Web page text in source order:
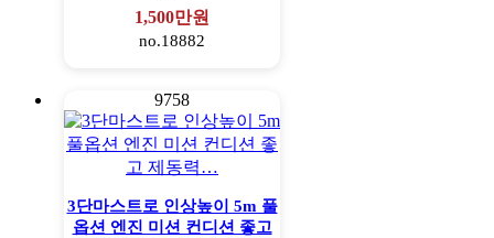
1,500만원
no.18882
9758
3단마스트로 인상높이 5m 풀
옵션 엔진 미션 컨디션 좋고